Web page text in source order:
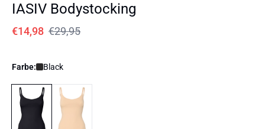
IASIV Bodystocking
€14,98 €29,95
Farbe: Black